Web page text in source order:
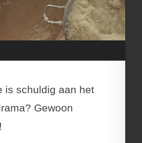
is schuldig aan het
Gewoon